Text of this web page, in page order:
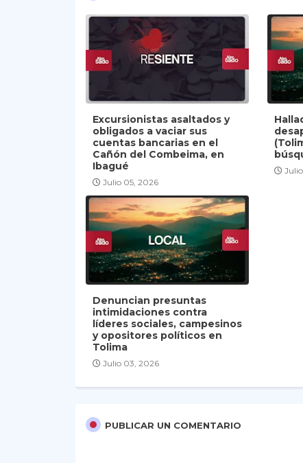
Excursionistas asaltados y
obligados a vaciar sus
cuentas bancarias en el
Cañón del Combeima, en
Ibagué
Julio 05, 2026
Denuncian presuntas
intimidaciones contra
líderes sociales, campesinos
y opositores políticos en
Tolima
Julio 03, 2026
PUBLICAR UN COMENTARIO